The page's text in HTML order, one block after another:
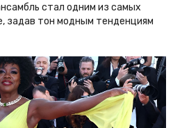
стал одним из самых
задав тон модным тенденциям